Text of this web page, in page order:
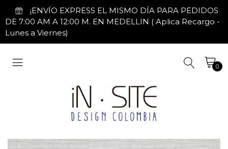
¡ENVÍO EXPRESS EL MISMO DÍA PARA PEDIDOS
DE 7:00 AM A 12:00 M. EN MEDELLIN ( Aplica Recargo -
Lunes a Viernes)
0